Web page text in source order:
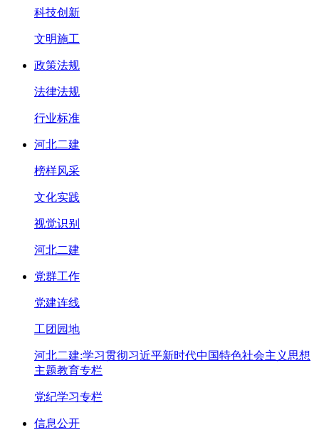
科技创新
文明施工
政策法规
法律法规
行业标准
河北二建
榜样风采
文化实践
视觉识别
河北二建
党群工作
党建连线
工团园地
河北二建:学习贯彻习近平新时代中国特色社会主义思想
主题教育专栏
党纪学习专栏
信息公开